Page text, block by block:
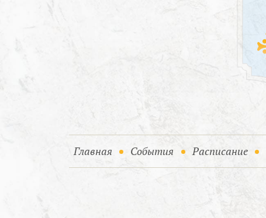
Главная (current)
События (current)
Расписание